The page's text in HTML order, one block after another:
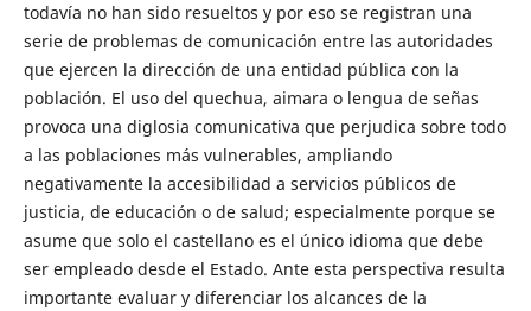
todavía no han sido resueltos y por eso se registran una
serie de problemas de comunicación entre las autoridades
que ejercen la dirección de una entidad pública con la
población. El uso del quechua, aimara o lengua de señas
provoca una diglosia comunicativa que perjudica sobre todo
a las poblaciones más vulnerables, ampliando
negativamente la accesibilidad a servicios públicos de
justicia, de educación o de salud; especialmente porque se
asume que solo el castellano es el único idioma que debe
ser empleado desde el Estado. Ante esta perspectiva resulta
importante evaluar y diferenciar los alcances de la